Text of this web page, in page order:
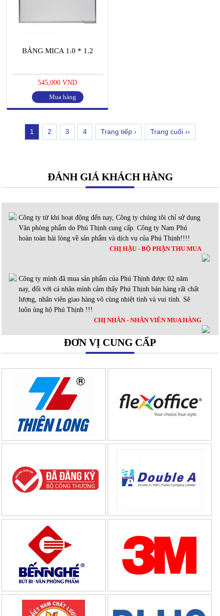
BẢNG MICA 1.0 * 1.2
545,000 VND
Mua hàng
1 2 3 4 Trang tiếp › Trang cuối ››
ĐÁNH GIÁ KHÁCH HÀNG
Công ty từ khi hoạt động đến nay, Công ty chúng tôi chỉ sử dụng
Văn phòng phẩm do Phú Thịnh cung cấp. Công ty Nam Phú
hoàn toàn hài lòng về sản phẩm và dịch vụ của Phú Thịnh!!!!
CHỊ HẬU - BỘ PHẬN THU MUA
Công ty mình đã mua sản phẩm của Phú Thịnh được 02 năm
nay, đối với cá nhân mình cảm thấy Phú Thịnh bán hàng rất chất
lượng, nhân viên giao hàng vô cùng nhiệt tình và vui tính. Sẽ
luôn ủng hộ Phú Thịnh !!!
CHỊ NHÂN - NHÂN VIÊN MUA HÀNG
ĐƠN VỊ CUNG CẤP